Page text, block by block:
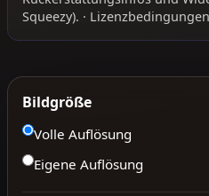
Squeezy). ·
Bildgröße
Volle Auflösung
Eigene Auflösung